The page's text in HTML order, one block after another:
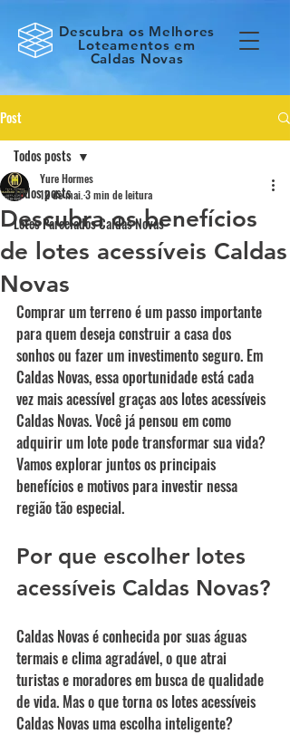
Descubra os Melhores
Loteamentos em
Caldas Novas
Post
Todos posts
Lotes Parcelados Caldas Novas
Todos posts
Descubra os benefícios
de lotes acessíveis Caldas
Novas
Yure Hormes
12 de mai.3 min de leitura
Comprar um terreno é um passo importante
para quem deseja construir a casa dos
sonhos ou fazer um investimento seguro. Em
Caldas Novas, essa oportunidade está cada
vez mais acessível graças aos lotes acessíveis
Caldas Novas. Você já pensou em como
adquirir um lote pode transformar sua vida?
Vamos explorar juntos os principais
benefícios e motivos para investir nessa
região tão especial.
Por que escolher lotes
acessíveis Caldas Novas?
Caldas Novas é conhecida por suas águas
termais e clima agradável, o que atrai
turistas e moradores em busca de qualidade
de vida. Mas o que torna os lotes acessíveis
Caldas Novas uma escolha inteligente?